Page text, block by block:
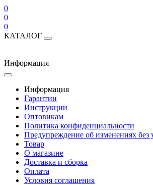
0
0
0
КАТАЛОГ
Информация
Информация
Гарантии
Инструкции
Оптовикам
Политика конфиденциальности
Предупреждение об изменениях без
Товар
О магазине
Доставка и сборка
Оплата
Условия соглашения